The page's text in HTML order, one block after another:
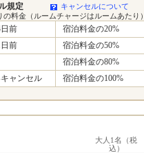
規定
キャンセルについて
の料金（ルームチャージはルームあたり）
前
宿泊料金の20%
前
宿泊料金の50%
宿泊料金の80%
ャンセル
宿泊料金の100%
大人1名（税
込）